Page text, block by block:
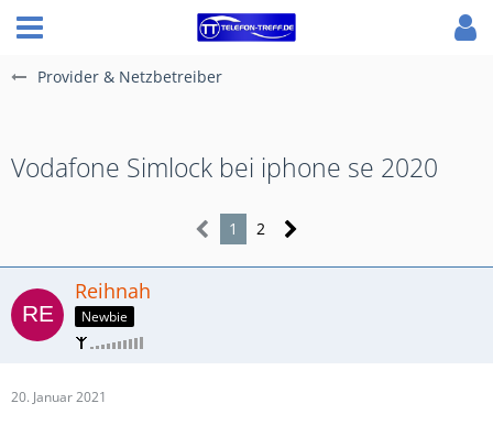
Provider & Netzbetreiber
Vodafone Simlock bei iphone se 2020
1 2
Reihnah
Newbie
20. Januar 2021